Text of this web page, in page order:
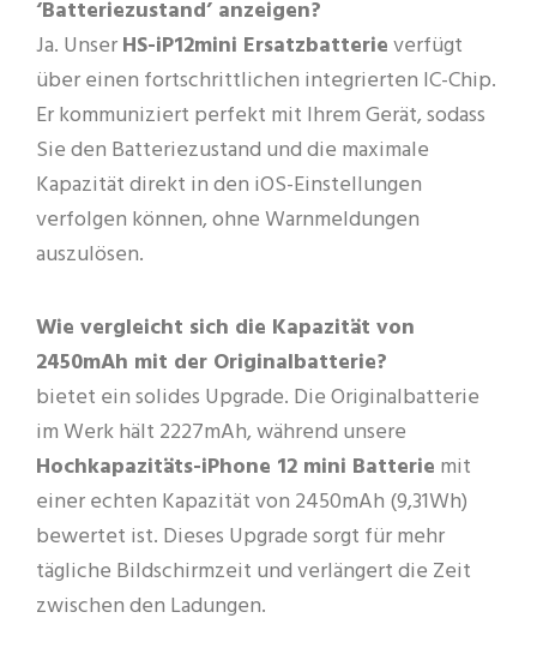
‘Batteriezustand’ anzeigen?
Ja. UnserHS-iP12mini Ersatzbatterieverfügt
über einen fortschrittlichen integrierten IC-Chip.
Er kommuniziert perfekt mit Ihrem Gerät, sodass
Sie den Batteriezustand und die maximale
Kapazität direkt in den iOS-Einstellungen
verfolgen können, ohne Warnmeldungen
auszulösen.
Wie vergleicht sich die Kapazität von
2450mAh mit der Originalbatterie?
bietet ein solides Upgrade. Die Originalbatterie
im Werk hält 2227mAh, während unsere
Hochkapazitäts-iPhone 12 mini Batterie mit
einer echten Kapazität von 2450mAh (9,31Wh)
bewertet ist. Dieses Upgrade sorgt für mehr
tägliche Bildschirmzeit und verlängert die Zeit
zwischen den Ladungen.